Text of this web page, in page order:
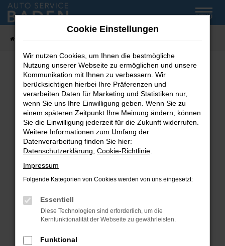
Zum
Hauptinhalt
MENÜ
Fehler: Network Error
Beim Laden ist ein Fehler aufgetreten.
Hier sind ein paar Tipps, die dir helfen können:
Überprüfe deine Firewall und deine
Internetverbindung.
Laden andere Webseiten, zum Beispiel deine
Suchmaschine?
Prüfe deine Browsererweiterungen.
können das Laden bestimmter Seiten
verhindern. Funktioniert die Seite in einem
Fenster?
Cookie Einstellungen
Wir nutzen Cookies, um Ihnen die bestmögliche
Nutzung unserer Webseite zu ermöglichen und unsere
Kommunikation mit Ihnen zu verbessern. Wir
berücksichtigen hierbei Ihre Präferenzen und
verarbeiten Daten für Marketing und Statistiken nur,
wenn Sie uns Ihre Einwilligung geben. Wenn Sie zu
einem späteren Zeitpunkt Ihre Meinung ändern, können
Sie die Einwilligung jederzeit für die Zukunft widerrufen.
Weitere Informationen zum Umfang der
Datenverarbeitung finden Sie hier:
Datenschutzerklärung Cookie-Richtlinie
Impressum
Folgende Kategorien von Cookies werden von uns eingesetzt:
Essentiell
Diese Technologien sind erforderlich, um die
Kernfunktionalität der Webseite zu gewährleisten.
Funktional